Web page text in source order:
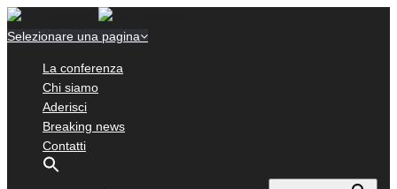
Selezionare una pagina
La conferenza
Chi siamo
Aderisci
Breaking news
Contatti